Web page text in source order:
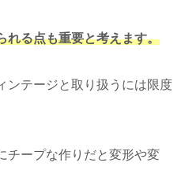
れる点も重要と考えます。
ンテージと取り扱うには限度
チープな作りだと変形や変